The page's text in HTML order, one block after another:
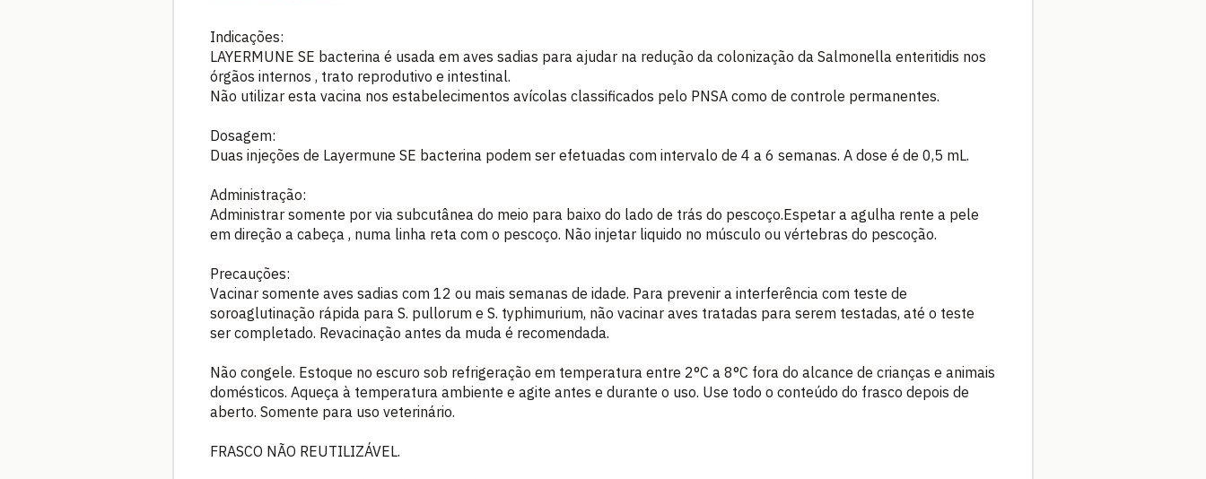
Indicações:
LAYERMUNE SE bacterina é usada em aves sadias para ajudar na redução da colonização da Salmonella enteritidis nos
órgãos internos , trato reprodutivo e intestinal.
Não utilizar esta vacina nos estabelecimentos avícolas classificados pelo PNSA como de controle permanentes.
Dosagem:
Duas injeções de Layermune SE bacterina podem ser efetuadas com intervalo de 4 a 6 semanas. A dose é de 0,5 mL.
Administração:
Administrar somente por via subcutânea do meio para baixo do lado de trás do pescoço.Espetar a agulha rente a pele
em direção a cabeça , numa linha reta com o pescoço. Não injetar liquido no músculo ou vértebras do pescoção.
Precauções:
Vacinar somente aves sadias com 12 ou mais semanas de idade. Para prevenir a interferência com teste de
soroaglutinação rápida para S. pullorum e S. typhimurium, não vacinar aves tratadas para serem testadas, até o teste
ser completado. Revacinação antes da muda é recomendada.
Não congele. Estoque no escuro sob refrigeração em temperatura entre 2°C a 8°C fora do alcance de crianças e animais
domésticos. Aqueça à temperatura ambiente e agite antes e durante o uso. Use todo o conteúdo do frasco depois de
aberto. Somente para uso veterinário.
FRASCO NÃO REUTILIZÁVEL.